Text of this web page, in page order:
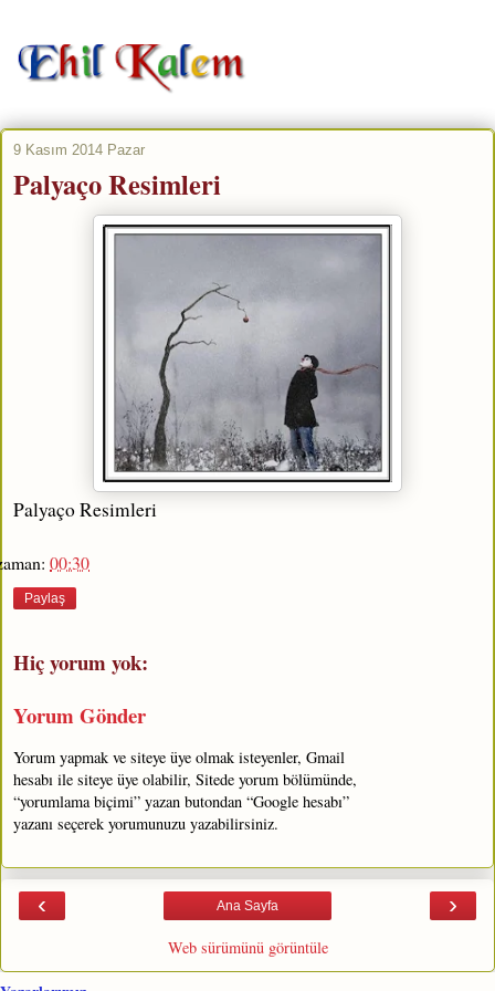
9 Kasım 2014 Pazar
Palyaço Resimleri
Palyaço Resimleri
00:30
Paylaş
Hiç yorum yok:
Yorum Gönder
Yorum yapmak ve siteye üye olmak isteyenler, Gmail
hesabı ile siteye üye olabilir, Sitede yorum bölümünde,
“yorumlama biçimi” yazan butondan “Google hesabı”
yazanı seçerek yorumunuzu yazabilirsiniz.
‹ ›
Ana Sayfa
Web sürümünü görüntüle